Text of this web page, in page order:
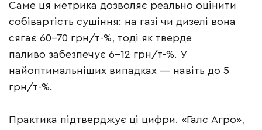
Саме ця метрика дозволяє реально оцінити
собівартість сушіння: на газі чи дизелі вона
сягає 60–70 грн/т-%, тоді як тверде
паливо забезпечує 6–12 грн/т-%. У
найоптимальніших випадках — навіть до 5
грн/т-%.
Практика підтверджує ці цифри. «Галс Агро»,